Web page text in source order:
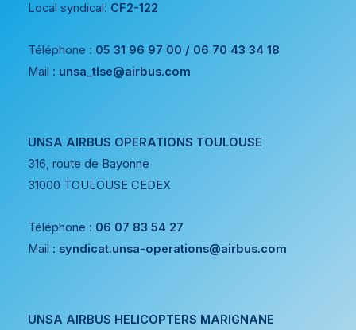
Local syndical: CF2-122
Téléphone : 05 31 96 97 00 / 06 70 43 34 18
Mail : unsa_tlse@airbus.com
UNSA AIRBUS OPERATIONS TOULOUSE
316, route de Bayonne
31000 TOULOUSE CEDEX
Téléphone : 06 07 83 54 27
Mail : syndicat.unsa-operations@airbus.com
UNSA AIRBUS HELICOPTERS MARIGNANE